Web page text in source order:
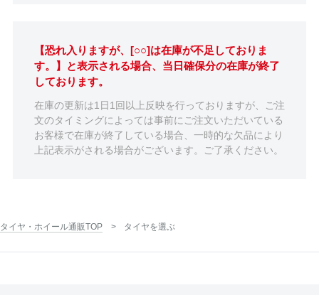
【恐れ入りますが、[○○]は在庫が不足しておりま
す。】と表示される場合、当日確保分の在庫が終了
しております。
在庫の更新は1日1回以上反映を行っておりますが、ご注
文のタイミングによっては事前にご注文いただいている
お客様で在庫が終了している場合、一時的な欠品により
上記表示がされる場合がございます。ご了承ください。
タイヤ・ホイール通販TOP タイヤを選ぶ